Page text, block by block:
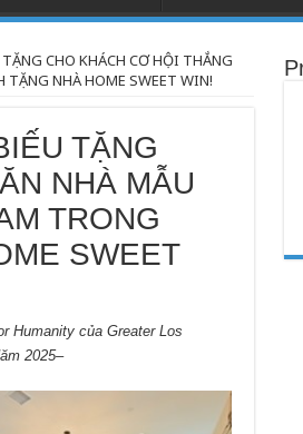
CHO KHÁCH CƠ HỘI THẮNG
NHÀ HOME SWEET WIN!
TẶNG
NHÀ MẪU
TRONG
SWEET
Humanity của Greater Los
2025–